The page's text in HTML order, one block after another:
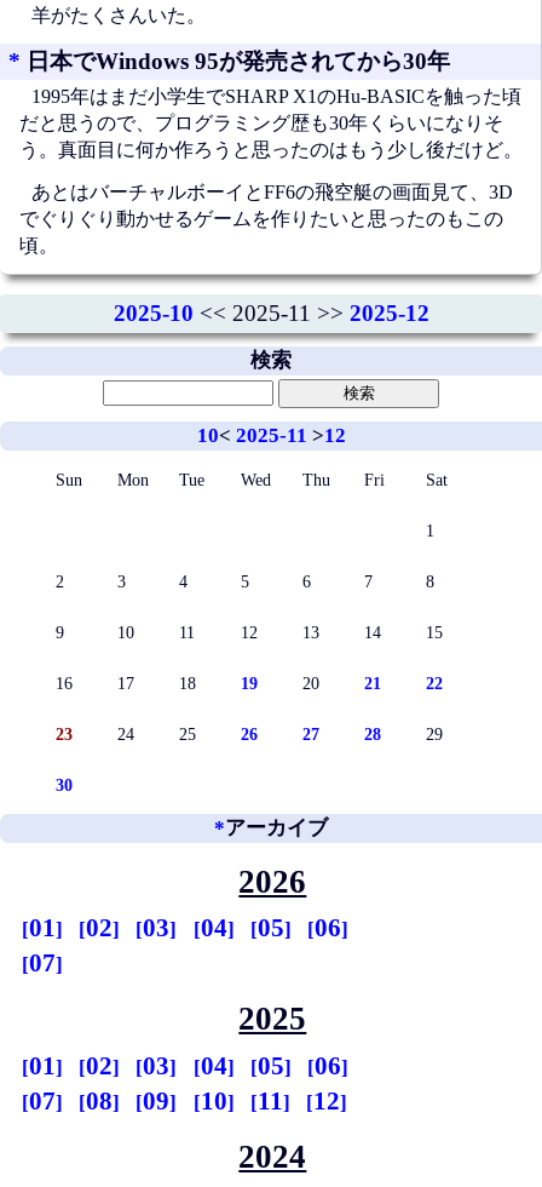
羊がたくさんいた。
* 日本でWindows 95が発売されてから30年
1995年はまだ小学生でSHARP X1のHu-BASICを触った頃
だと思うので、プログラミング歴も30年くらいになりそ
う。真面目に何か作ろうと思ったのはもう少し後だけど。
あとはバーチャルボーイとFF6の飛空艇の画面見て、3D
でぐりぐり動かせるゲームを作りたいと思ったのもこの
頃。
2025-10 << 2025-11 >> 2025-12
検索
10< 2025-11 >12
Sun Mon Tue Wed Thu Fri Sat
1
2 3 4 5 6 7 8
9 10 11 12 13 14 15
16 17 18 19 20 21 22
23 24 25 26 27 28 29
30
*アーカイブ
2026
01 02 03 04 05
06
07
2025
01 02 03 04 05
06
07
08 09 10 11 12
2024